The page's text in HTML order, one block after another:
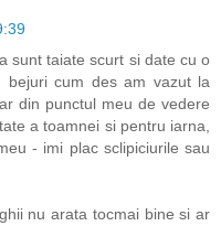
sunt taiate scurt si date cu o
cum des am vazut la
din punctul meu de vedere
a toamnei si pentru iarna,
- imi plac sclipiciurile sau
nu arata tocmai bine si ar